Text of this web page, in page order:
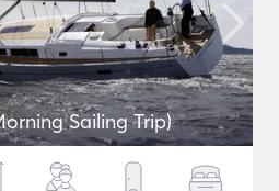
Sailing Trip)